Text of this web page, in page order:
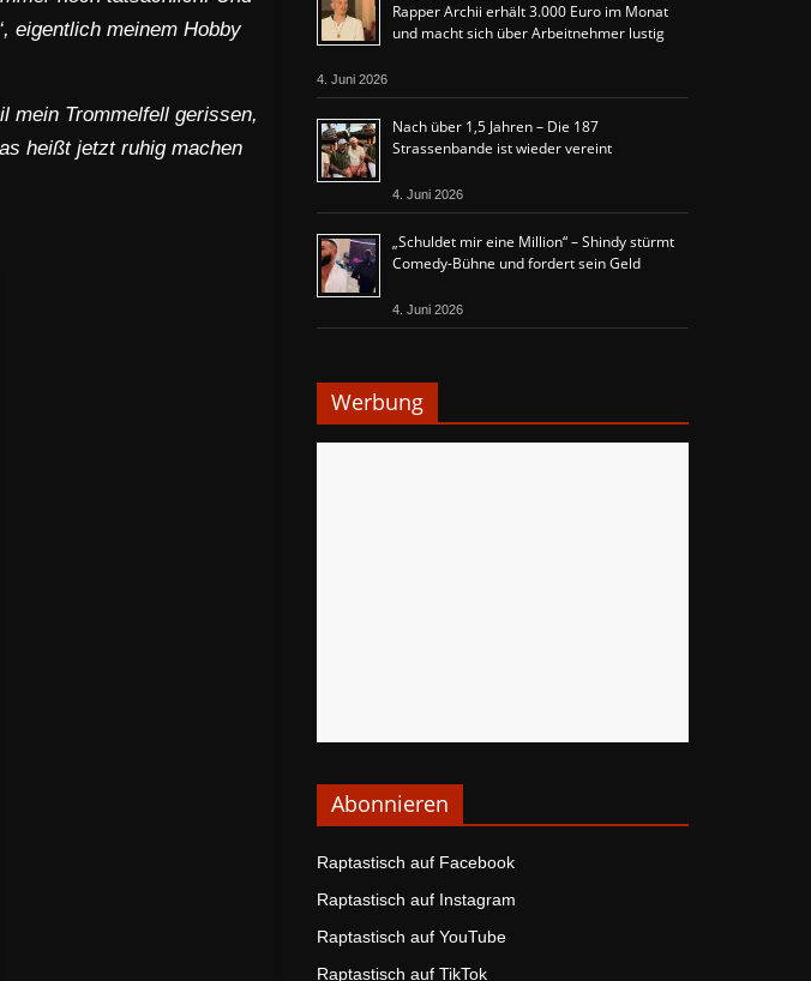
eigentlich meinem Hobby
mein Trommelfell gerissen,
heißt jetzt ruhig machen
Rapper Archii erhält 3.000 Euro im Monat
und macht sich über Arbeitnehmer lustig
4. Juni 2026
Nach über 1,5 Jahren – Die 187
Strassenbande ist wieder vereint
4. Juni 2026
„Schuldet mir eine Million“ – Shindy stürmt
Comedy-Bühne und fordert sein Geld
4. Juni 2026
Werbung
Abonnieren
Raptastisch auf Facebook
Raptastisch auf Instagram
Raptastisch auf YouTube
Raptastisch auf TikTok